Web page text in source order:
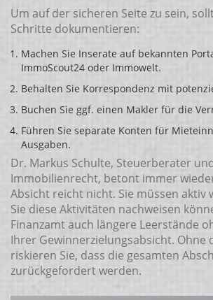
Um auf der sicheren Seite zu sein,
Schritte dokumentieren:
Machen Sie Inserate auf bekannten
ImmoScout24 oder Immowelt.
Behalten Sie Korrespondenz mit
Buchen Sie ggf. einen Makler für die
Führen Sie separate Konten für
Ausgaben.
Dr. Markus Schulte, Steuerberater
Immobilienrecht, betont immer
Absicht reicht nicht. Sie müssen aktiv
Sie diese Aktivitäten nachweisen
Finanzamt auch längere Leerstände
Ihrer Gewinnerzielungsabsicht. Ohne
riskieren Sie, dass die gesamten
zurückgefordert werden.